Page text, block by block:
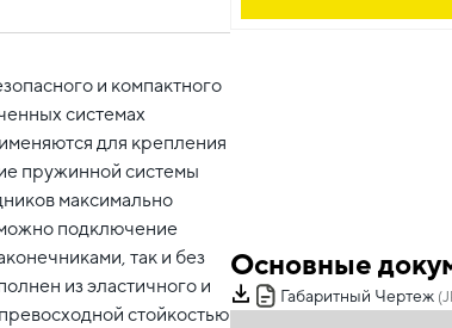
и компактного
системах
для крепления
пружинной системы
максимально
подключение
так и без
из эластичного и
стойкостью
Основные
Габаритный Чертеж